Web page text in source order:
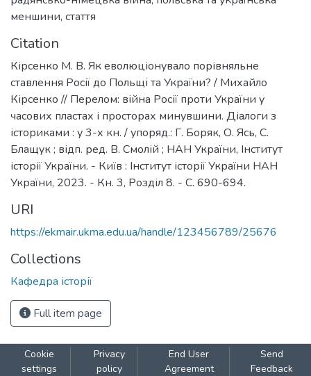
меншини, стаття
Citation
Кірсенко М. В. Як еволюціонувало порівняльне
ставлення Росії до Польщі та України? / Михайло
Кірсенко // Перелом: війна Росії проти України у
часових пластах і просторах минувшини. Діалоги з
істориками : у 3-х кн. / упоряд.: Г. Боряк, О. Ясь, С.
Блащук ; відп. ред. В. Смолій ; НАН України, Інститут
історії України. - Київ : Інститут історії України НАН
України, 2023. - Кн. 3, Розділ 8. - C. 690-694.
URI
https://ekmair.ukma.edu.ua/handle/123456789/25676
Collections
Кафедра історії
Full item page
Cookie
settings
Privacy
policy
End User
Agreement
Send
Feedback